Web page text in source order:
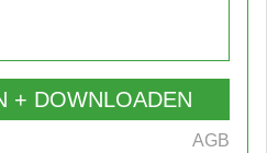
+ DOWNLOADEN
AGB